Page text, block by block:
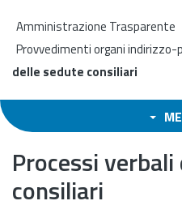
Amministrazione Trasparente
Provvedimenti organi indirizzo-
delle sedute consiliari
Processi
consiliari